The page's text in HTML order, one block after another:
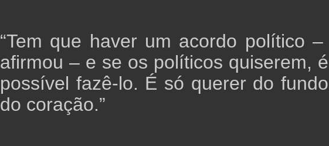
“Tem que haver um acordo político –
afirmou – e se os políticos quiserem, é
possível fazê-lo. É só querer do fundo
do coração.”